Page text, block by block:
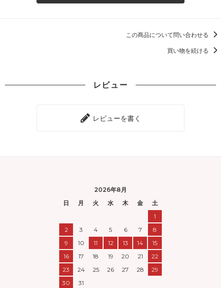
この商品について問い合わせる
買い物を続ける
レビュー
レビューを書く
2026年8月
日
月 火 水 木 金
土
1
2
3 4 5 6 7
8
9
10 11 12 13 14
15
16
17 18 19 20 21
22
23
24 25 26 27 28
29
30
31